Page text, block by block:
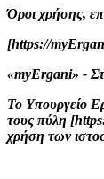
Όροι χρήσης,
[https://
«myErgani» -
Το Υπουργείο
τους πύλη
χρήση των